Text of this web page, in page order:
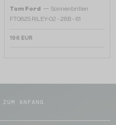
Tom Ford — Sonnenbrillen
FT0825 RILEY-02 - 28B - 61
196 EUR
ZUM ANFANG